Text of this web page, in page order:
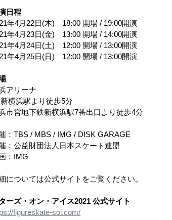
日程
年4月22日(木)　18:00 開場 / 19:00開演
年4月23日(金)　13:00 開場 / 14:00開演
年4月24日(土)　12:00 開場 / 13:00開演
年4月25日(日)　12:00 開場 / 13:00開演
アリーナ
横浜駅より徒歩5分
市営地下鉄新横浜駅7番出口より徒歩4分
：TBS / MBS / IMG / DISK GARAGE
：公益財団法人日本スケート連盟
：IMG
については公式サイトをご覧ください。
ーズ・オン・アイス2021 公式サイト
figureskate-soi.com/